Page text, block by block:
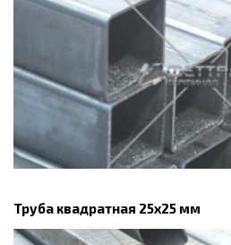
Труба квадратная 25х25 мм